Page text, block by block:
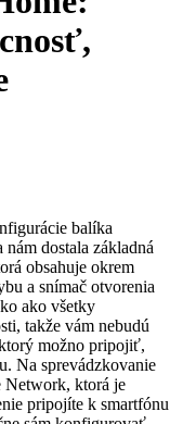
balíka
dostala základná
obsahuje okrem
a snímač otvorenia
ako všetky
takže vám nebudú
možno pripojiť,
Na spre­vádzkovanie
Network, ktorá je
pripojíte k smartfónu